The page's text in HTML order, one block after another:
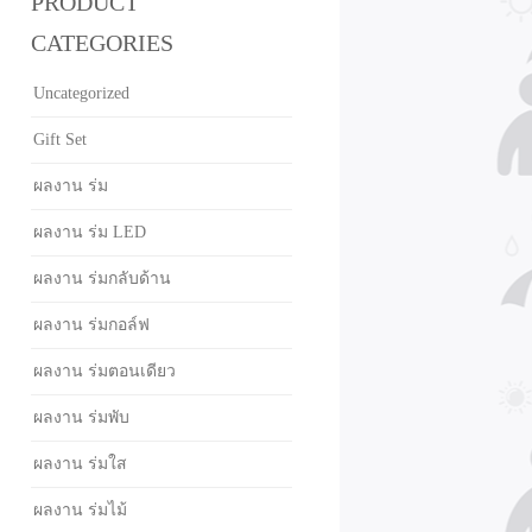
CATEGORIES
Uncategorized
Gift Set
ผลงาน ร่ม
ผลงาน ร่ม LED
ผลงาน ร่มกลับด้าน
ผลงาน ร่มกอล์ฟ
ผลงาน ร่มตอนเดียว
ผลงาน ร่มพับ
ผลงาน ร่มใส
ผลงาน ร่มไม้